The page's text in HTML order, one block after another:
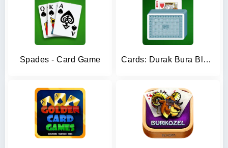
Spades - Card Game Cards: Durak Bura Blackjack